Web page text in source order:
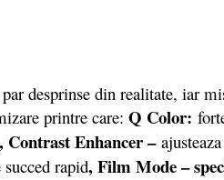
desprinse din realitate, iar
printre care: Q Color:
Contrast Enhancer –
rapid, Film Mode –